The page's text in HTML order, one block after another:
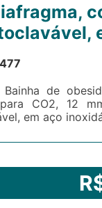
Bainha de
CO2, 12
em aço